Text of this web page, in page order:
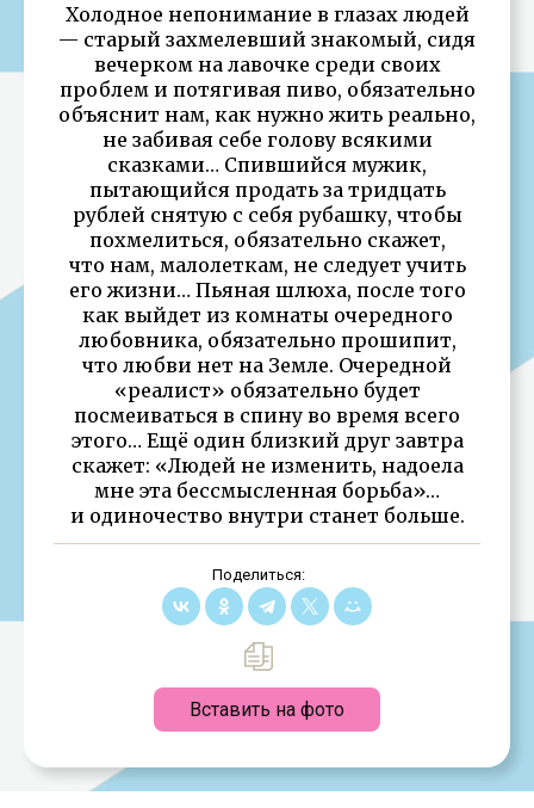
Холодное непонимание в глазах людей
— старый захмелевший знакомый, сидя
вечерком на лавочке среди своих
проблем и потягивая пиво, обязательно
объяснит нам, как нужно жить реально,
не забивая себе голову всякими
сказками… Спившийся мужик,
пытающийся продать за тридцать
рублей снятую с себя рубашку, чтобы
похмелиться, обязательно скажет,
что нам, малолеткам, не следует учить
его жизни… Пьяная шлюха, после того
как выйдет из комнаты очередного
любовника, обязательно прошипит,
что любви нет на Земле. Очередной
«реалист» обязательно будет
посмеиваться в спину во время всего
этого… Ещё один близкий друг завтра
скажет: «Людей не изменить, надоела
мне эта бессмысленная борьба»…
и одиночество внутри станет больше.
Поделиться:
Вставить на фото